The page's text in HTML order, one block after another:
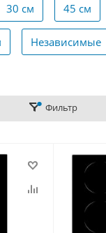
30 см 45 см
Независимые
Фильтр